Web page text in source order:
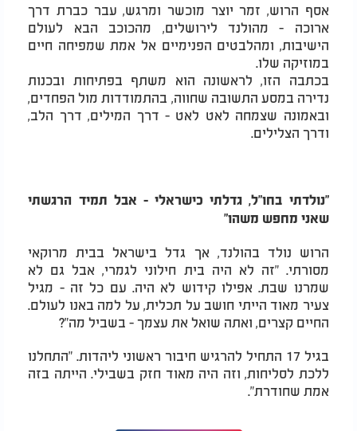
אסף הרוש, זמר יוצר מוכשר ומרגש, עבר כברת דרך
ארוכה - מהולנד לירושלים, מהכוכב הבא לעולם
הישיבות, ומהלבטים הפנימיים אל אמת שמפיחה חיים
במוזיקה שלו.
בכתבה הזו, לראשונה הוא משתף בפתיחות ובכנות
נדירה במסע התשובה שחווה, בהתמודדות מול הפחדים,
ובאמונה שצמחה לאט לאט - דרך המילים, דרך הלב,
ודרך הצלילים.
"נולדתי בחו"ל, גדלתי כישראלי - אבל תמיד הרגשתי
שאני מחפש משהו"
הרוש נולד בהולנד, אך גדל בישראל בבית מרוקאי
מסורתי. "זה לא היה בית חילוני לגמרי, אבל גם לא
שמרנו שבת. אפילו קידוש לא היה. עם כל זה - מגיל
צעיר מאוד הייתי חושב על תכלית, על למה באנו לעולם.
החיים קצרים, ואתה שואל את עצמך - בשביל מה?"
בגיל 17 התחיל להרגיש חיבור ראשוני ליהדות. "התחלנו
ללכת לסליחות, וזה היה מאוד חזק בשבילי. הייתה בזה
אמת שחודרת."